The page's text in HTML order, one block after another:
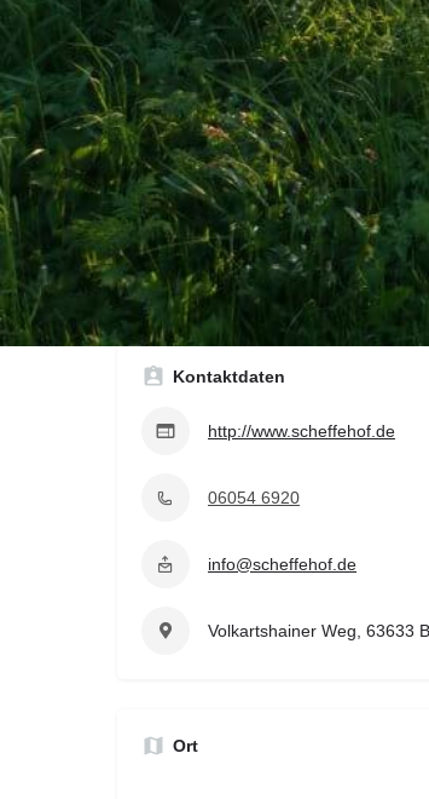
Küche im Vordergrund. Überall
jung und saftig. Ob als Salat, einen
uns die große Bandbreite der
Art des Workshops
Hausapotheke
Kontaktdaten
http://www.scheffehof.de
06054 6920
info@scheffehof.de
Volkartshainer Weg, 63633
Ort